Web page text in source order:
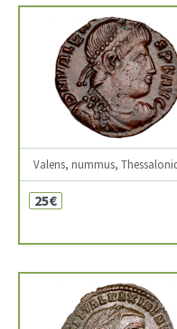
Valens, nummus,
25€